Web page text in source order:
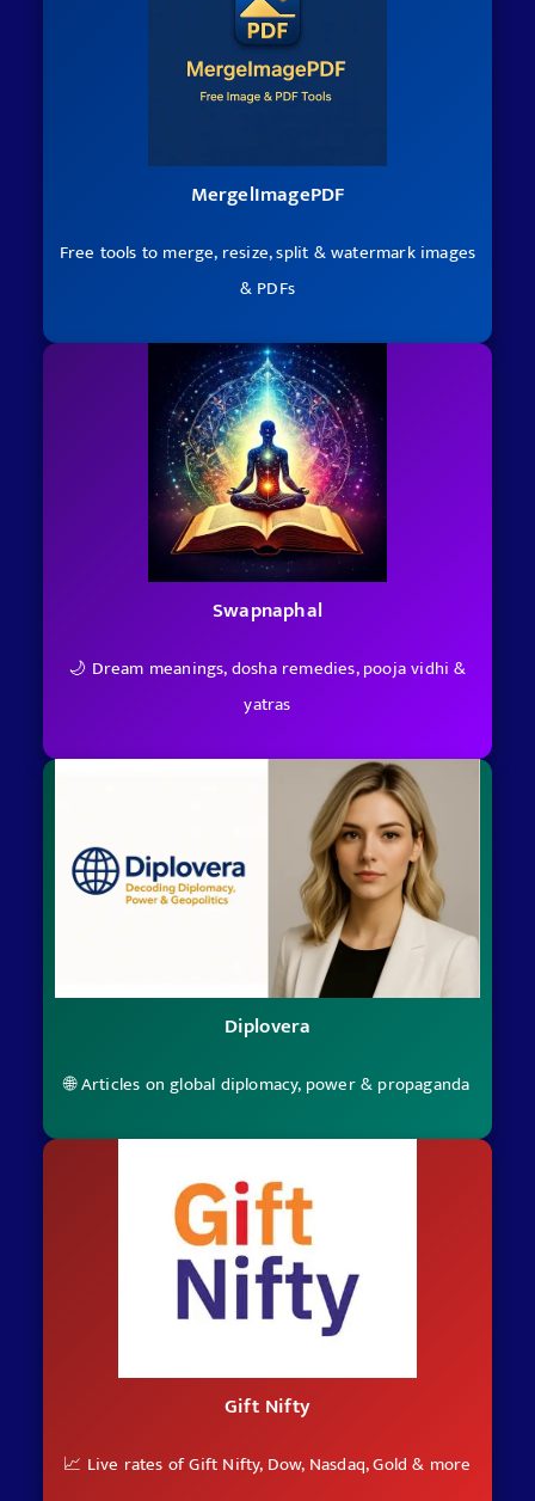
MergelImagePDF
Free tools to merge, resize, split & watermark images
& PDFs
Swapnaphal
🌙 Dream meanings, dosha remedies, pooja vidhi &
yatras
Diplovera
🌐 Articles on global diplomacy, power & propaganda
Gift Nifty
📈 Live rates of Gift Nifty, Dow, Nasdaq, Gold & more